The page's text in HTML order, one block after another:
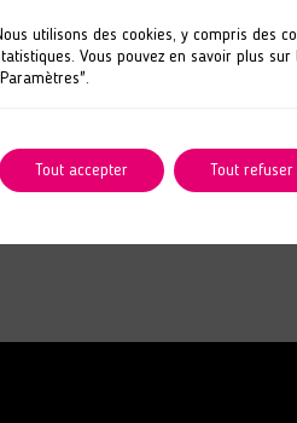
utilisons des cookies, y compris des
Vous pouvez en savoir plus
Tout accepter Tout refuser